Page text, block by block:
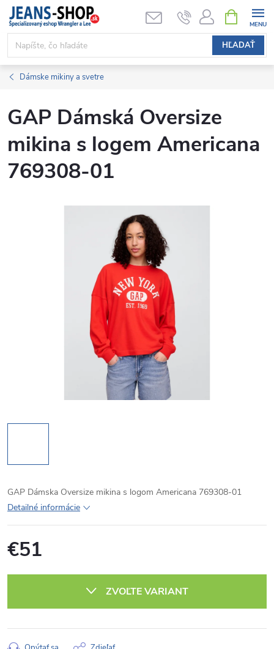
Prejsť
obsah
HĽADAŤ
KOŠÍK
Dámske mikiny a svetre
GAP Dámská Oversize
mikina s logem Americana
769308-01
GAP Dámska Oversize mikina s logom Americana 769308-01
Detailné informácie
€51
ZVOĽTE VARIANT